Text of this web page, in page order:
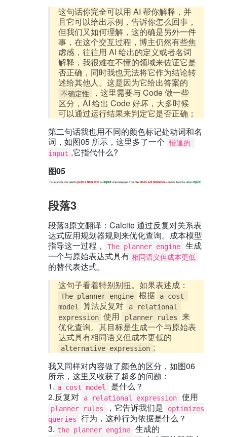
这句话你完全可以用 AI 帮你解释，并
且它可以给出示例，告诉你怎么回事，
但我们又如何理解，这的确是另外一件
事，在这个交互过程，博主仍然有些焦
虑感，往往用 AI 给出的定义或者名词
解释，我很难在不懂的领域来佐证它是
否正确，同时我也无法将它作为结论转
述给其他人。这是因为它给出答案的
不确定性
，这里需要与 Code 做一些
区分，AI 给出 Code 好坏，大多时候
可以通过运行结果来判定它是否正确；
第二句话我也用不同的颜色标记处动词和名
词，如图05 所示，这里多了一个
懵逼的
input ,它指代什么?
图05
段落3
段落3原文翻译：Calcite 通过反复对关系表
达式应用规划器规则来优化查询。成本模型
指导这一过程，
The planner engine
生成
一个与原始表达式具有 相同语义但成本更低
的替代表达式。
这句子看着特别别扭。如果表述成：
The planner engine 根据
a cost
model
算法反复对
a relational
expression 使用 planner rules
来
优化查询。其目标是生成一个与原始表
达式具有相同语义但成本更低的
alternative expression ;
我又同样对内容做了颜色的区分，如图06
所示，这里又收获了超多的问题：
1. a cost model
是什么？
2.反复对
a relational expression 使用
planner rules ，它告诉我们是
optimizes
queries
行为，这种行为依据是什么？
3. the planner engine 生成的